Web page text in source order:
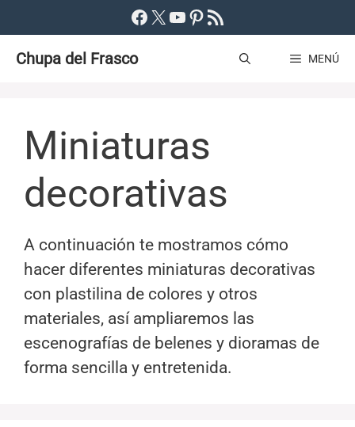
al
contenido
Facebook
X YouTube
Pinterest
Feed RSS
Chupa del Frasco MENÚ
Miniaturas
decorativas
A continuación te mostramos cómo
hacer diferentes miniaturas decorativas
con plastilina de colores y otros
materiales, así ampliaremos las
escenografías de belenes y dioramas de
forma sencilla y entretenida.